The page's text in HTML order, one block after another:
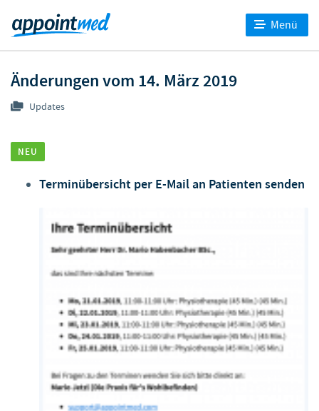
Menü
Änderungen vom 14. März 2019
Updates
NEU
Terminübersicht per E-Mail an Patienten senden